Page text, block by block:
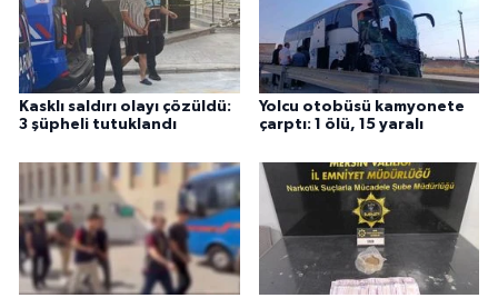
Kasklı saldırı olayı çözüldü:
3 şüpheli tutuklandı
Yolcu otobüsü kamyonete
çarptı: 1 ölü, 15 yaralı